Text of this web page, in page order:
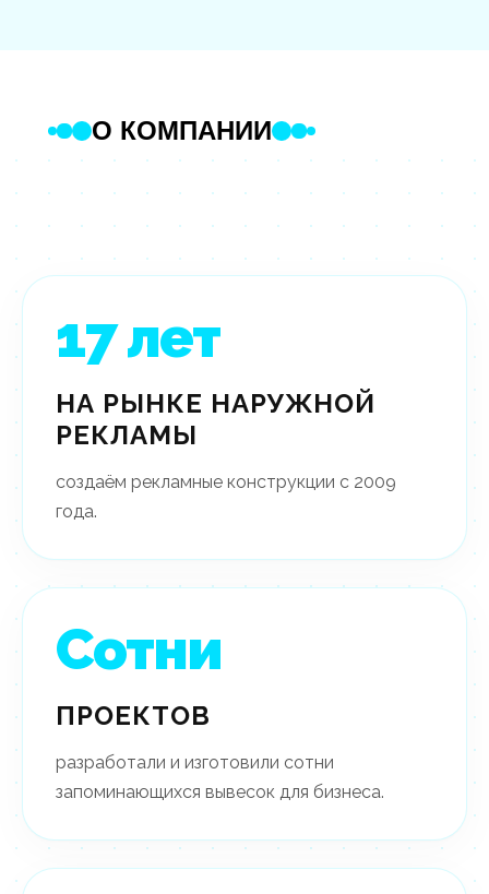
О КОМПАНИИ
17лет
НА РЫНКЕ НАРУЖНОЙ
РЕКЛАМЫ
создаём рекламные конструкции с 2009
года.
Сотни
ПРОЕКТОВ
разработали и изготовили сотни
запоминающихся вывесок для бизнеса.